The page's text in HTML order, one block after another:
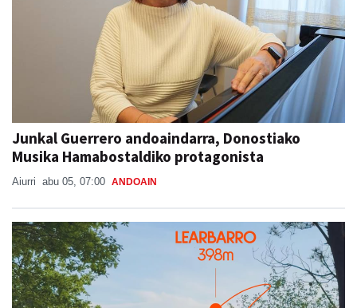
Junkal Guerrero andoaindarra, Donostiako
Musika Hamabostaldiko protagonista
Aiurri abu 05, 07:00 ANDOAIN